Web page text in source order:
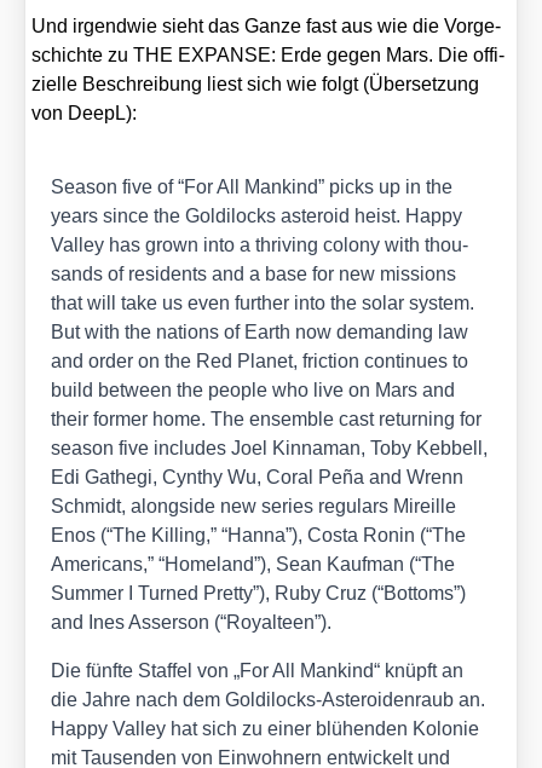
Und irgend­wie sieht das Gan­ze fast aus wie die Vor­ge­
schich­te zu THE EXPANSE: Erde gegen Mars. Die offi­
zi­el­le Beschrei­bung liest sich wie folgt (Über­set­zung
von DeepL):
Sea­son five of “For All Man­kind” picks up in the
years sin­ce the Gol­di­locks aste­ro­id heist. Hap­py
Val­ley has grown into a thri­ving colo­ny with thou­
sands of resi­dents and a base for new mis­si­ons
that will take us even fur­ther into the solar sys­tem.
But with the nati­ons of Earth now deman­ding law
and order on the Red Pla­net, fric­tion con­ti­nues to
build bet­ween the peo­p­le who live on Mars and
their for­mer home. The ensem­ble cast retur­ning for
sea­son five includes Joel Kin­na­man, Toby Keb­bell,
Edi Gathe­gi, Cyn­thy Wu, Coral Peña and Wrenn
Schmidt, along­side new series regu­lars Mireil­le
Enos (“The Kil­ling,” “Han­na”), Cos­ta Ronin (“The
Ame­ri­cans,” “Home­land”), Sean Kauf­man (“The
Sum­mer I Tur­ned Pret­ty”), Ruby Cruz (“Bot­toms”)
and Ines Asser­son (“Royal­te­en”).
Die fünf­te Staf­fel von „For All Man­kind“ knüpft an
die Jah­re nach dem Gol­di­locks-Aste­ro­iden­raub an.
Hap­py Val­ley hat sich zu einer blü­hen­den Kolo­nie
mit Tau­sen­den von Ein­woh­nern ent­wi­ckelt und